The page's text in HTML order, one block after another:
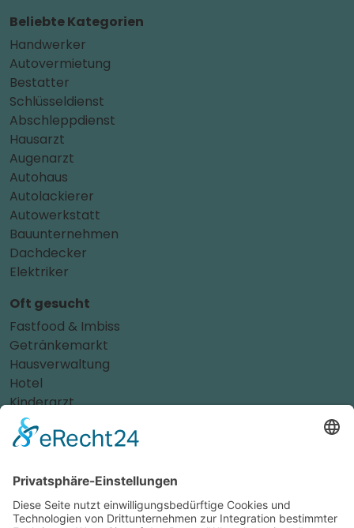
Beliebte Kategorien
Handwerker
Autovermietung
Bestatter
Schlüsseldienst
Abschleppdienst
Hausarzt
Augenarzt
Autohaus
Autolackierer
Autowerkstatt
Bauunternehmen
Dachdecker
Elektriker
Oft gesucht
Fastfood & Imbiss
Getränkemarkt
Hausverwaltung
Hotel
Kinderarzt
Personalvermittler
Weitere Sportvereine
Zahnarzt
Tennis
Tankstelle